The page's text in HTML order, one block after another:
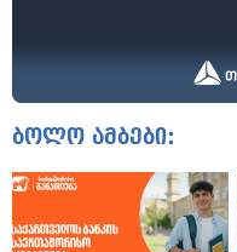
ბოლო ამბები: